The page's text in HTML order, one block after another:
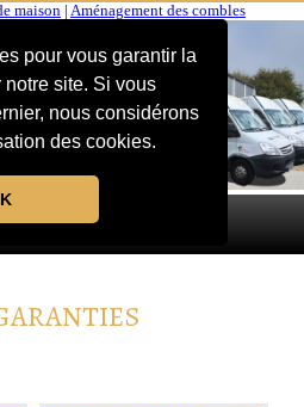
pour vous garantir la
site. Si vous
nous considérons
des cookies.
maison Aménagement des combles
MENU